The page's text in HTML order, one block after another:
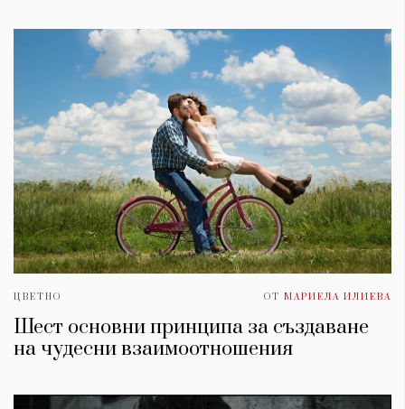
ЦВЕТНО ОТ МАРИЕЛА ИЛИЕВА
Шест основни принципа за създаване
на чудесни взаимоотношения
СЛЕДВАЙТЕ НИ
Facebook Instagram Twitter
Pinterest
YouTube
Spotify Soundcloud
Ако нашият сайт ви харесва, можете да се абонирате за
седмичния ни нюзлетър тук:
© 2026, HighViewArt | Всички права запазени